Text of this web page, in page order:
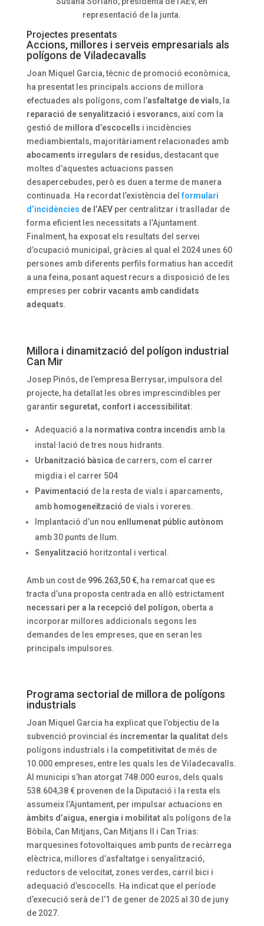
representació de la junta.
Projectes presentats
Accions, millores i serveis empresarials als
polígons de Viladecavalls
Joan Miquel Garcia, tècnic de promoció econòmica,
ha presentat les principals accions de millora
efectuades als polígons, com l’asfaltatge de vials, la
reparació de senyalització i esvorancs, així com la
gestió de millora d’escocells i incidències
mediambientals, majoritàriament relacionades amb
abocaments irregulars de residus, destacant que
moltes d’aquestes actuacions passen
desapercebudes, però es duen a terme de manera
continuada. Ha recordat l’existència del formulari
d’incidències de l’AEV per centralitzar i traslladar de
forma eficient les necessitats a l’Ajuntament.
Finalment, ha exposat els resultats del servei
d’ocupació municipal, gràcies al qual el 2024 unes 60
persones amb diferents perfils formatius han accedit
a una feina, posant aquest recurs a disposició de les
empreses per cobrir vacants amb candidats
adequats.
Millora i dinamització del polígon industrial
Can Mir
Josep Pinós, de l’empresa Berrysar, impulsora del
projecte, ha detallat les obres imprescindibles per
garantir seguretat, confort i accessibilitat:
Adequació a la normativa contra incendis amb la
instal·lació de tres nous hidrants.
Urbanització bàsica de carrers, com el carrer
migdia i el carrer 504
Pavimentació de la resta de vials i aparcaments,
amb homogeneïtzació de vials i voreres.
Implantació d’un nou enllumenat públic autònom
amb 30 punts de llum.
Senyalització horitzontal i vertical.
Amb un cost de996.263,50 €, ha remarcat que es
tracta d’una proposta centrada en allò estrictament
necessari per a la recepció del polígon, oberta a
incorporar millores addicionals segons les
demandes de les empreses, que en seran les
principals impulsores.
Programa sectorial de millora de polígons
industrials
Joan Miquel Garcia ha explicat que l’objectiu de la
subvenció provincial és incrementar la qualitat dels
polígons industrials i la competitivitat de més de
10.000 empreses, entre les quals les de Viladecavalls.
Al municipi s’han atorgat 748.000 euros, dels quals
538.604,38 € provenen de la Diputació i la resta els
assumeix l’Ajuntament, per impulsar actuacions en
àmbits d’aigua, energia i mobilitat als polígons de la
Bòbila, Can Mitjans, Can Mitjans II i Can Trias:
marquesines fotovoltaiques amb punts de recàrrega
elèctrica, millores d’asfaltatge i senyalització,
reductors de velocitat, zones verdes, carril bici i
adequació d’escocells. Ha indicat que el període
d’execució serà de l’1 de gener de 2025 al 30 de juny
de 2027.